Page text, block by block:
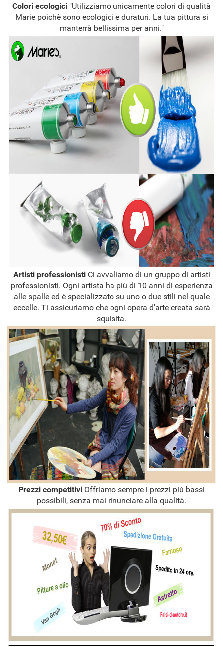
Colori ecologici "Utilizziamo unicamente colori di qualità
Marie poichè sono ecologici e duraturi. La tua pittura si
manterrà bellissima per anni."
Artisti professionisti Ci avvaliamo di un gruppo di artisti
professionisti. Ogni artista ha più di 10 anni di esperienza
alle spalle ed è specializzato su uno o due stili nel quale
eccelle. Ti assicuriamo che ogni opera d'arte creata sarà
squisita.
Prezzi competitivi Offriamo sempre i prezzi più bassi
possibili, senza mai rinunciare alla qualità.